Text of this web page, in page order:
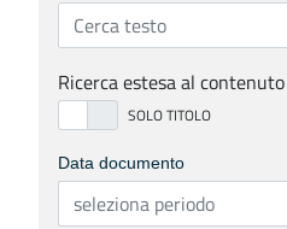
Ricerca estesa al contenuto
Data documento